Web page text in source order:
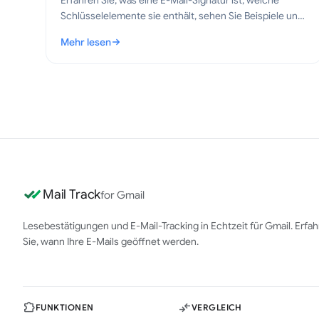
Schlüsselelemente sie enthält, sehen Sie Beispiele und
klare E-Mails im Jahr 2026.
Mehr lesen
: Was ist eine E-Mail-Signatur? Wichtige Elemente und
Mail Trackfor Gmail
Lesebestätigungen und E-Mail-Tracking in Echtzeit für Gmail.
Sie, wann Ihre E-Mails geöffnet werden.
FUNKTIONEN VERGLEICH